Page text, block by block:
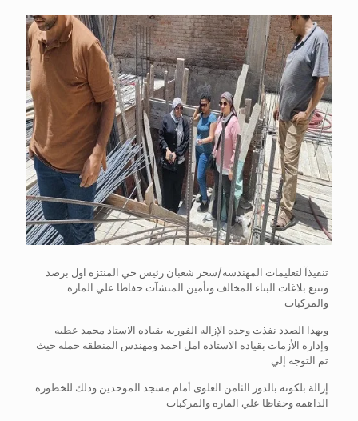
تنفيذآ لتعليمات المهندسه/سحر شعبان رئيس حي المنتزه اول برصد
وتتبع بلاغات البناء المخالف وتأمين المنشآت حفاظا علي الماره
والمركبات
وبهذا الصدد نفذت وحده الإزاله الفوريه بقياده الاستاذ محمد عطيه
وإداره الأزمات بقياده الاستاذه امل احمد ومهندس المنطقه حمله حيث
تم التوجه إلي
إزالة بلكونه بالدور الثامن العلوى أمام مسجد الموحدين وذلك للخطوره
الداهمه وحفاظا علي الماره والمركبات